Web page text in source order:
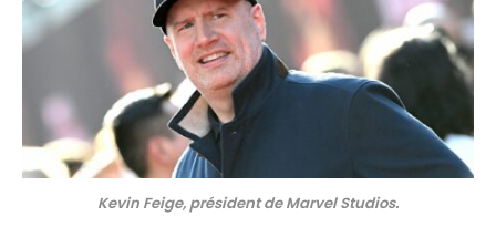
Kevin Feige, président de Marvel Studios.